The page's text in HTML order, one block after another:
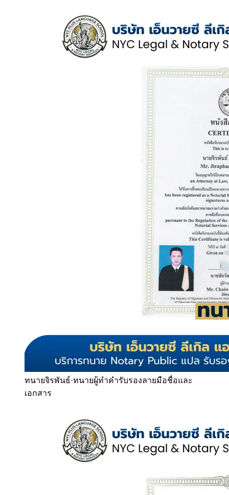
ทนายจิรพันธ์·ทนายผู้ทำคำรับรองลายมือชื่อและ
เอกสาร